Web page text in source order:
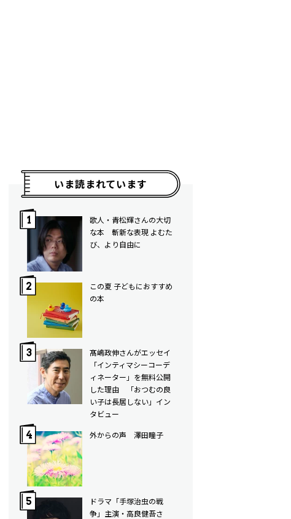
いま読まれています
歌人・青松輝さんの大切
な本 斬新な表現 よむた
び、より自由に
この夏 子どもにおすすめ
の本
髙嶋政伸さんがエッセイ
「インティマシーコーデ
ィネーター」を無料公開
した理由 「おつむの良
い子は長居しない」イン
タビュー
外からの声 澤田瞳子
ドラマ「手塚治虫の戦
争」主演・高良健吾さ